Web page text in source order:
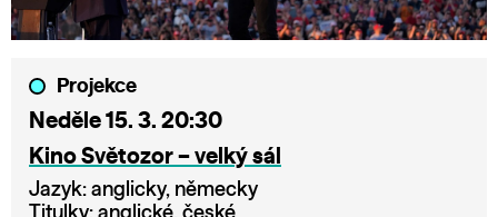
Projekce
Neděle 15. 3. 20:30
Kino Světozor – velký sál
Jazyk: anglicky, německy